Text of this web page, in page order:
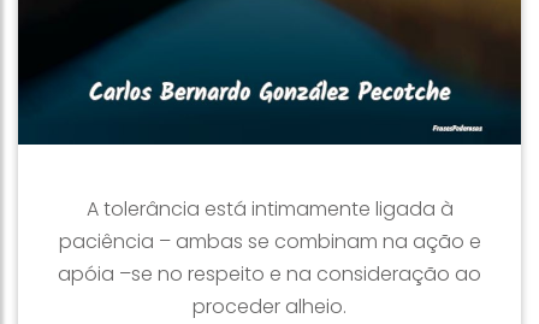
A tolerância está intimamente ligada à
paciência – ambas se combinam na ação e
apóia –se no respeito e na consideração ao
proceder alheio.